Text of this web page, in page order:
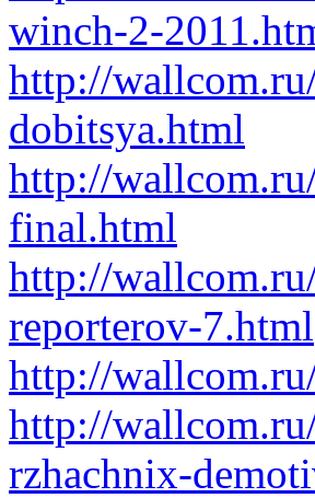
winch-2-
http://
dobitsya.html
http://
final.html
http://
reporterov-7.html
http://
http://
rzhachnix-